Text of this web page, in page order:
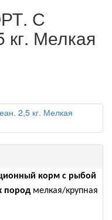
С
Мелкая
корм с рыбой
пород мелкая/крупная